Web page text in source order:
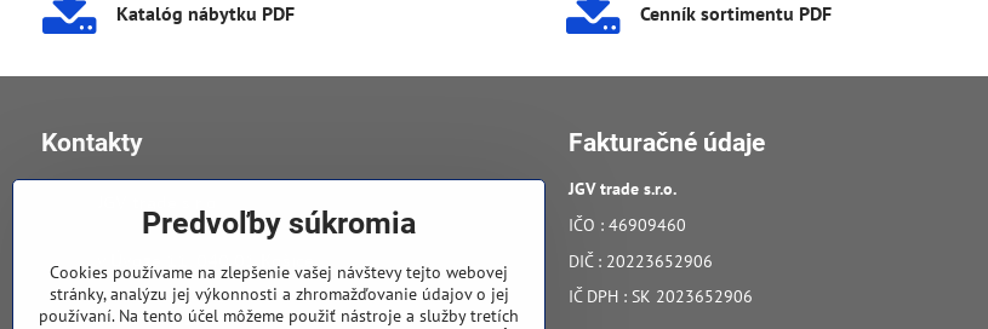
Katalóg nábytku PDF Cenník sortimentu PDF
Kontakty
v Úvoze 11, 040 01 Košice
0905 258 196
Fakturačné údaje
JGV trade s​.r​.o​.
IČO : 46909460
DIČ : 20223652906
IČ DPH : SK 2023652906
Predvoľby súkromia
Cookies používame na zlepšenie vašej návštevy tejto webovej
stránky, analýzu jej výkonnosti a zhromažďovanie údajov o jej
používaní. Na tento účel môžeme použiť nástroje a služby tretích